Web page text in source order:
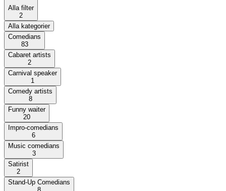
Alla filter
2
Alla kategorier
Comedians
83
Cabaret artists
2
Carnival speaker
1
Comedy artists
8
Funny waiter
20
Impro-comedians
6
Music comedians
3
Satirist
2
Stand-Up Comedians